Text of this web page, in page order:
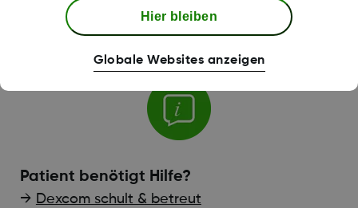
Mehr zur Kostenübernahme erfahren
Patient benötigt Hilfe?
→ Dexcom schult & betreut
Hier bleiben
Globale Websites anzeigen